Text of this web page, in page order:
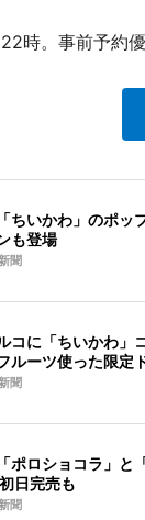
時。事前予約
ちいかわ」のポッ
も登場
聞
コに「ちいかわ」
ルーツ使った限定
聞
ポロショコラ」と
日完売も
聞